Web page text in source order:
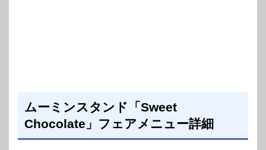
ムーミンスタンド「Sweet
Chocolate」フェアメニュー詳細